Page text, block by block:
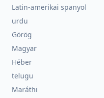
Latin-amerikai spanyol
urdu
Görög
Magyar
Héber
telugu
Maráthi